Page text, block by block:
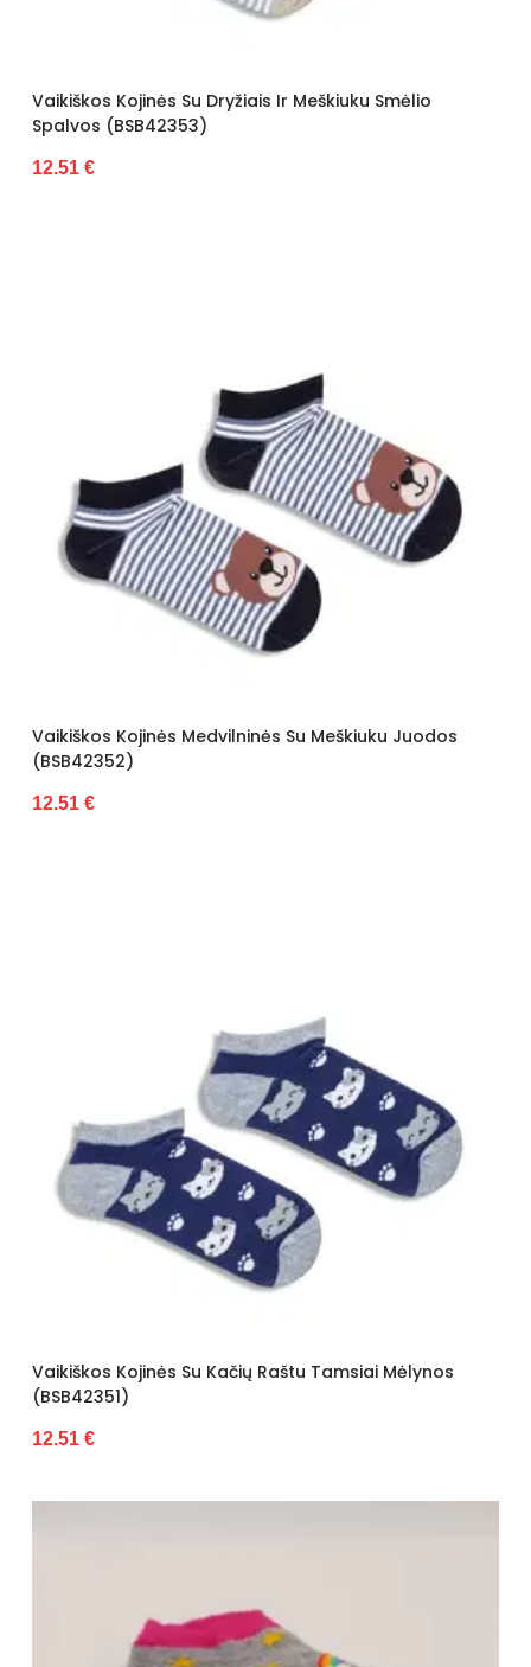
Vaikiškos Kojinės Su Dryžiais Ir Meškiuku Smėlio
Spalvos (BSB42353)
12.51 €
Vaikiškos Kojinės Medvilninės Su Meškiuku Juodos
(BSB42352)
12.51 €
Vaikiškos Kojinės Su Kačių Raštu Tamsiai Mėlynos
(BSB42351)
12.51 €